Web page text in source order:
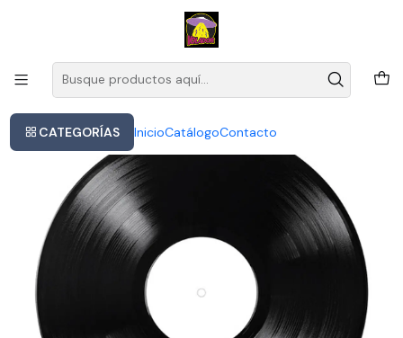
CATEGORÍAS InicioCatálogoContacto
Este es el texto del slide